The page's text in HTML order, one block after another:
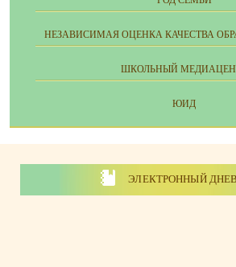
НЕЗАВИСИМАЯ ОЦЕНКА КАЧЕСТВА
ШКОЛЬНЫЙ
ЮИД
ЭЛЕКТРОННЫЙ